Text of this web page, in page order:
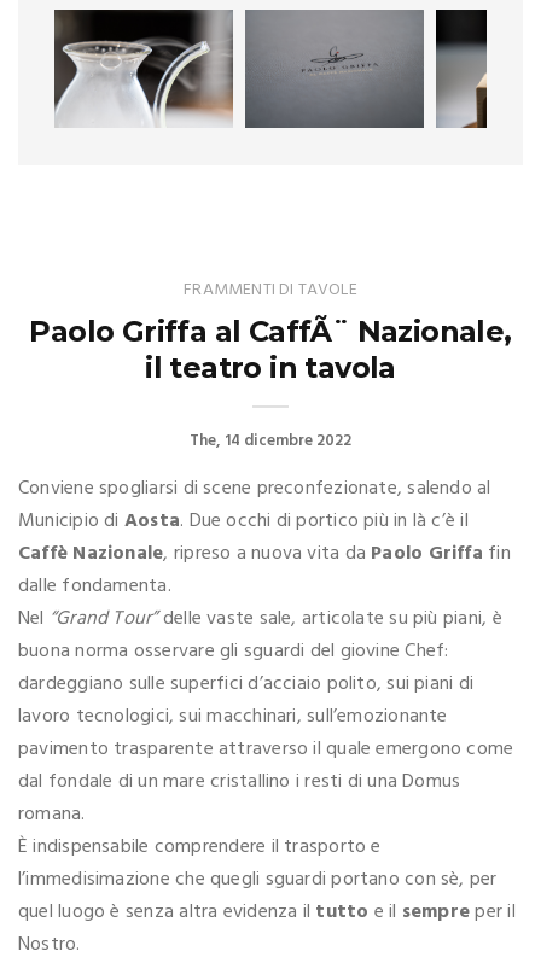
FRAMMENTI DI TAVOLE
Paolo Griffa al CaffÃ¨ Nazionale,
il teatro in tavola
The 14 dicembre 2022
Conviene spogliarsi di scene preconfezionate, salendo al
Municipio di Aosta. Due occhi di portico più in là c’è il
Caffè Nazionale, ripreso a nuova vita da Paolo Griffa fin
dalle fondamenta.
Nel “Grand Tour”delle vaste sale, articolate su più piani, è
buona norma osservare gli sguardi del giovine Chef:
dardeggiano sulle superfici d’acciaio polito, sui piani di
lavoro tecnologici, sui macchinari, sull’emozionante
pavimento trasparente attraverso il quale emergono come
dal fondale di un mare cristallino i resti di una Domus
romana.
È indispensabile comprendere il trasporto e
l’immedisimazione che quegli sguardi portano con sè, per
quel luogo è senza altra evidenza il tutto e il sempreper il
Nostro.